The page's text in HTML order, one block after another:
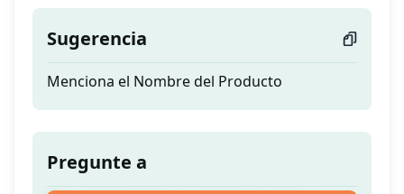
Sugerencia
Menciona el Nombre del Producto
Pregunte a